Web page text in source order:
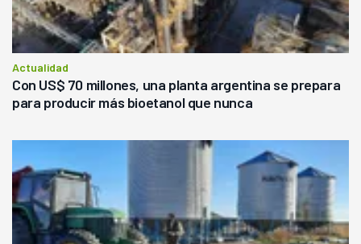
Actualidad
Con US$ 70 millones, una planta argentina se prepara
para producir más bioetanol que nunca